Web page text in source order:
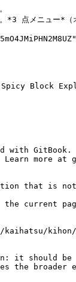
*3 点メニュー*
は、[Spicy
with
more at
that is
the current
kihon/
it should
the broader